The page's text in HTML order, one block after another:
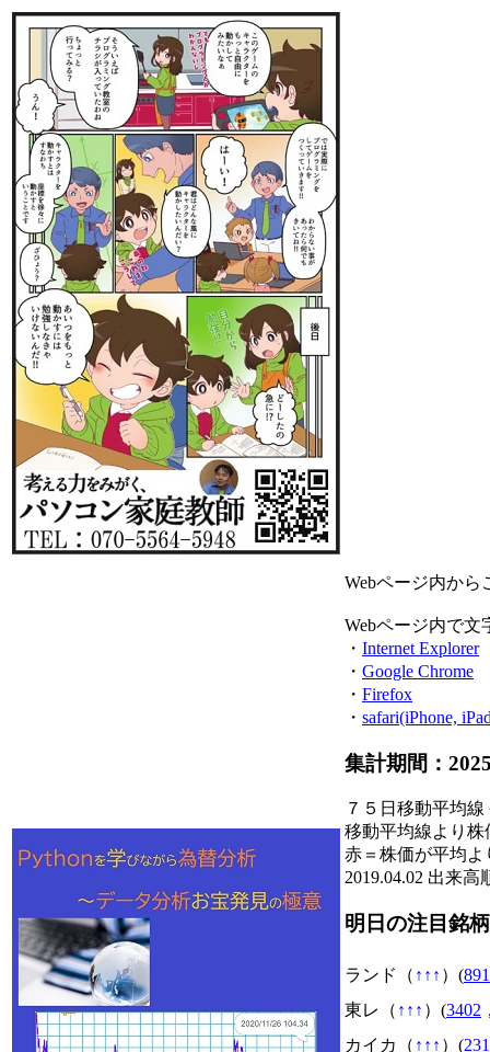
Webページ内か
Webページ内で文
・ Internet Explorer
・ Google Chrome
・ Firefox
・ safari(iPhone,
集計期間：
７５日移動平均
移動平均線より株
赤＝株価が平均
2019.04.02 出来
明日の注目銘柄
ランド（ ↑ ↑ ↑ ）(
東レ（ ↑ ↑ ↑ ）(3402
カイカ（ ↑ ↑ ↑ ）(